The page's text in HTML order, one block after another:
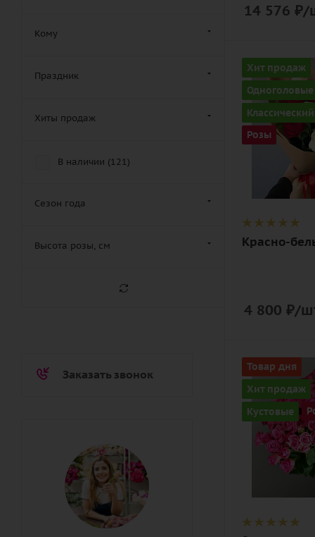
14 576 ₽/
Хит продаж
Одноголовые
Классический
Розы
Количество
9
Цвет
красно-
Описание
роза, лента,
упаковка
Красно-
4 800 ₽/
Товар дня
Хит продаж
Кустовые
Количество
9
Цвет
малиновый,
розовый
Описание
лента
Кому
Праздник
Хиты продаж
В наличии (121)
Сезон года
Высота розы, см
Заказать звонок